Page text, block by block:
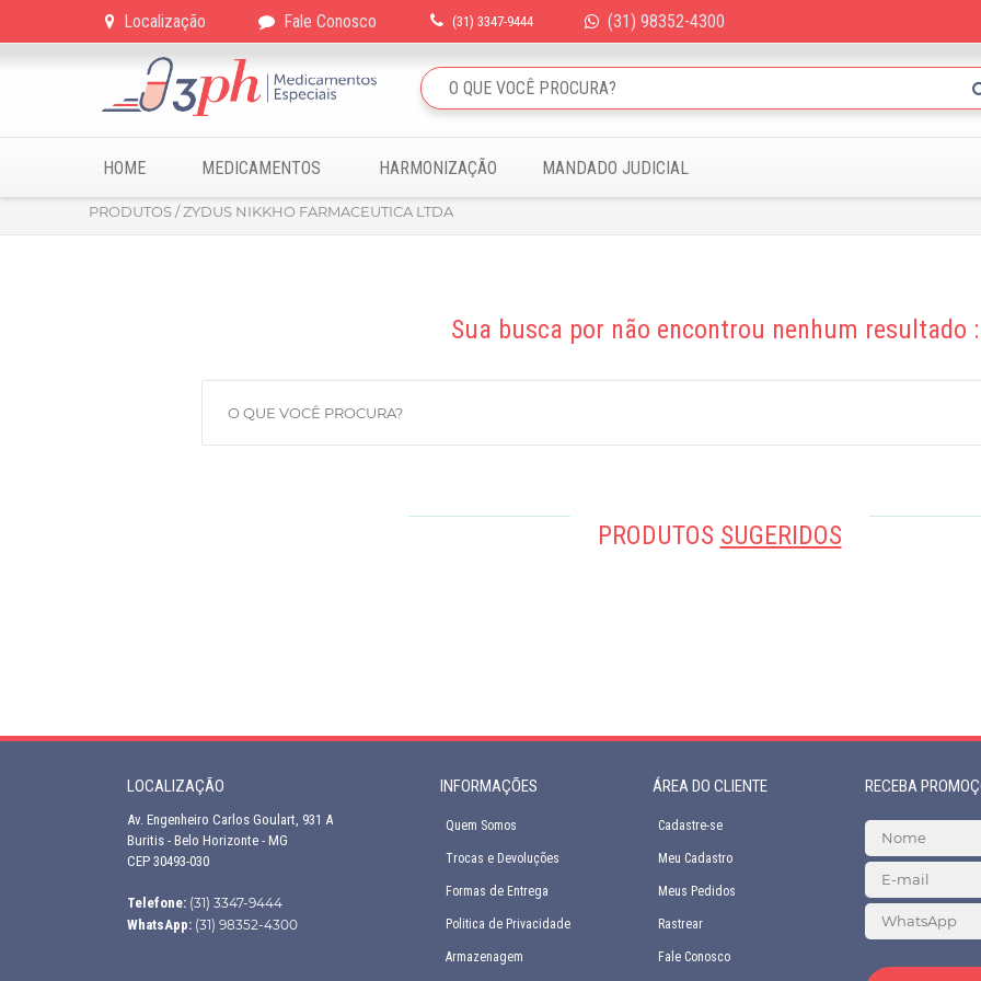
Localização Fale Conosco (31) 3347-9444 (31) 98352-4300
HOME MEDICAMENTOS HARMONIZAÇÃO MANDADO JUDICIAL
PRODUTOS / ZYDUS NIKKHO FARMACEUTICA LTDA
Sua busca por não encontrou nenhum resultado
PRODUTOS SUGERIDOS
LOCALIZAÇÃO
Av. Engenheiro Carlos Goulart, 931 A
Buritis - Belo Horizonte - MG
CEP 30493-030
Telefone: (31) 3347-9444
WhatsApp: (31) 98352-4300
INFORMAÇÕES
Quem Somos
Trocas e Devoluções
Formas de Entrega
Politica de Privacidade
Armazenagem
ÁREA DO CLIENTE
Cadastre-se
Meu Cadastro
Meus Pedidos
Rastrear
Fale Conosco
RECEBA